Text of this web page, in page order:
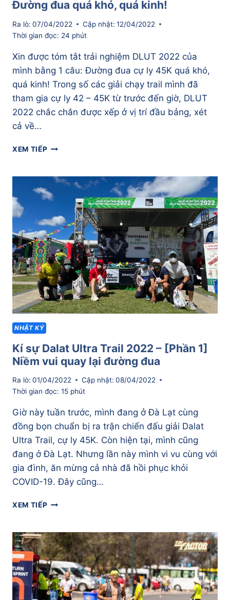
Đường đua quá khó, quá kinh!
Ra lò: 07/04/2022 Cập nhật: 12/04/2022
Thời gian đọc: 24 phút
Xin được tóm tắt trải nghiệm DLUT 2022 của
mình bằng 1 câu: Đường đua cự ly 45K quá khó,
quá kinh! Trong số các giải chạy trail mình đã
tham gia cự ly 42 – 45K từ trước đến giờ, DLUT
2022 chắc chắn được xếp ở vị trí đầu bảng, xét
cả về…
XEM TIẾPKÍ
ULTRA
TRAIL
2022
[PHẦN
2]
ĐƯỜNG
ĐUA
QUÁ
KHÓ,
QUÁ
KINH!
NHẬT KÝ
Kí sự Dalat Ultra Trail 2022 – [Phần 1]
Niềm vui quay lại đường đua
Ra lò: 01/04/2022 Cập nhật: 08/04/2022
Thời gian đọc: 15 phút
Giờ này tuần trước, mình đang ở Đà Lạt cùng
đồng bọn chuẩn bị ra trận chiến đấu giải Dalat
Ultra Trail, cự ly 45K. Còn hiện tại, mình cũng
đang ở Đà Lạt. Nhưng lần này mình vi vu cùng với
gia đình, ăn mừng cả nhà đã hồi phục khỏi
COVID-19. Đây cũng…
XEM TIẾPKÍ
ULTRA
TRAIL
2022
–
[PHẦN
1]